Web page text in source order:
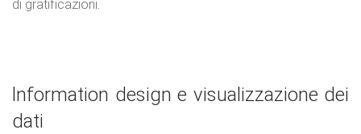
di gratificazioni.
lnformation design e visualizzazione dei
dati